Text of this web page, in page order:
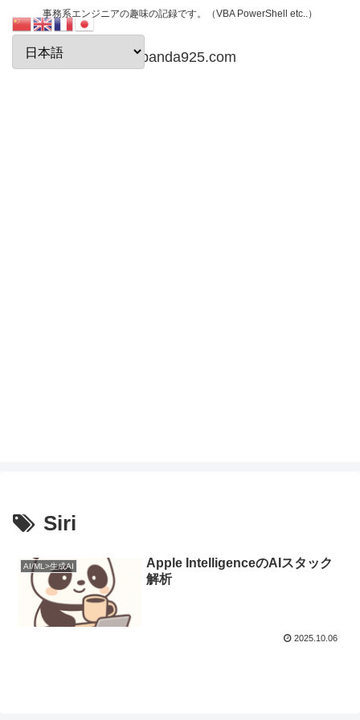
事務系エンジニアの趣味の記録です。（VBA PowerShell etc..）
papanda925.com
Siri
AI/ML>生成AI
Apple IntelligenceのAIスタック
解析
2025.10.06